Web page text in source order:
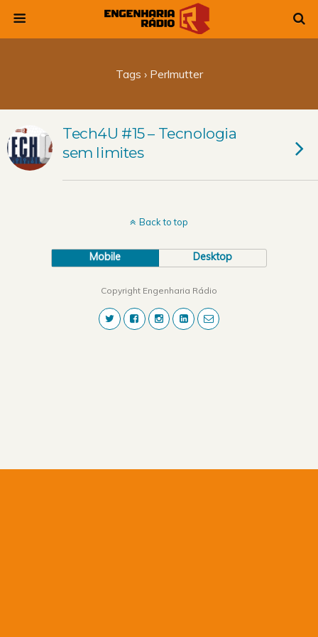
Tags › Perlmutter
Tech4U #15 – Tecnologia
sem limites
Back to top
Mobile Desktop
Copyright Engenharia Rádio